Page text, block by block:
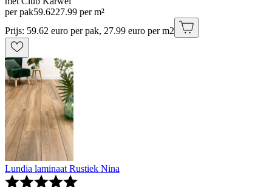
per pak59.6227.99 per m²
Prijs: 59.62 euro per pak, 27.99 euro per m2
Lundia laminaat Rustiek Nina